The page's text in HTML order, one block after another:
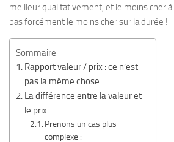
meilleur qualitativement, et le moins cher à
pas forcément le moins cher sur la durée !
Sommaire
Rapport valeur / prix : ce n’est
pas la même chose
La différence entre la valeur et
le prix
Prenons un cas plus
complexe :